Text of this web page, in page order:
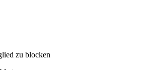
zu blocken